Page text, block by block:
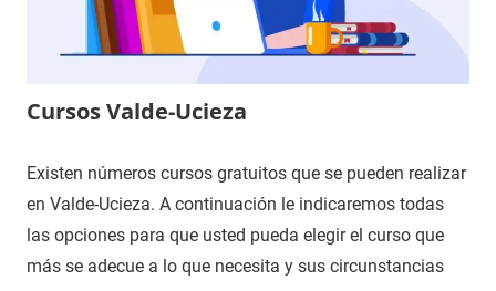
Cursos Valde-Ucieza
Existen números cursos gratuitos que se pueden realizar
en Valde-Ucieza. A continuación le indicaremos todas
las opciones para que usted pueda elegir el curso que
más se adecue a lo que necesita y sus circunstancias